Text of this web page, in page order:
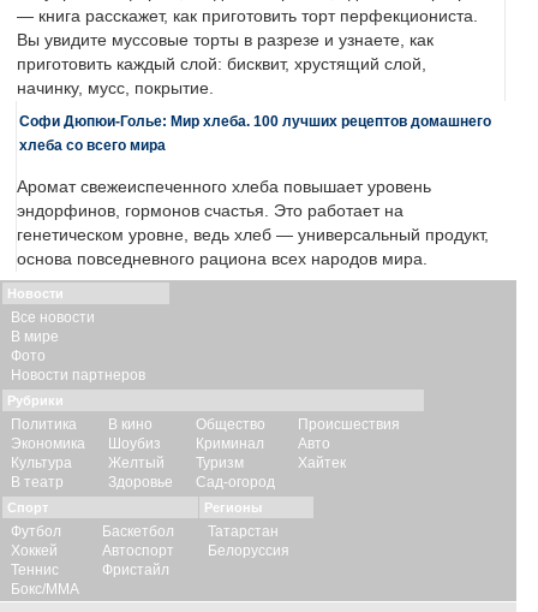
— книга расскажет, как приготовить торт перфекциониста.
Вы увидите муссовые торты в разрезе и узнаете, как
приготовить каждый слой: бисквит, хрустящий слой,
начинку, мусс, покрытие.
Софи Дюпюи-Голье: Мир хлеба. 100 лучших рецептов домашнего
хлеба со всего мира
Аромат свежеиспеченного хлеба повышает уровень
эндорфинов, гормонов счастья. Это работает на
генетическом уровне, ведь хлеб — универсальный продукт,
основа повседневного рациона всех народов мира.
Новости
Все новости
В мире
Фото
Новости партнеров
Рубрики
Политика
Экономика
Культура
В театр
В кино
Шоубиз
Желтый
Здоровье
Общество
Криминал
Туризм
Сад-огород
Происшествия
Авто
Хайтек
Спорт
Футбол
Хоккей
Теннис
Бокс/ММА
Баскетбол
Автоспорт
Фристайл
Регионы
Татарстан
Белоруссия